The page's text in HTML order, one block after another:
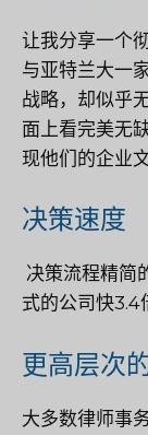
让我分享一个
与亚特兰大一
战略，却似乎
面上看完美无
现他们的企业
决策速度
决策流程精简
式的公司快3.4
更高层次
大多数律师事